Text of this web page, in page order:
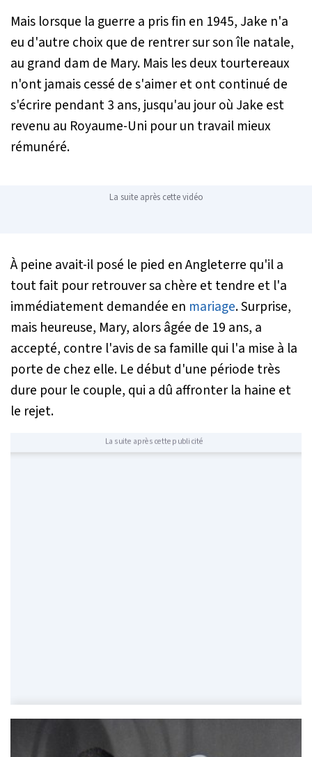
Mais lorsque la guerre a pris fin en 1945, Jake n'a
eu d'autre choix que de rentrer sur son île natale,
au grand dam de Mary. Mais les deux tourtereaux
n'ont jamais cessé de s'aimer et ont continué de
s'écrire pendant 3 ans, jusqu'au jour où Jake est
revenu au Royaume-Uni pour un travail mieux
rémunéré.
La suite après cette vidéo
À peine avait-il posé le pied en Angleterre qu'il a
tout fait pour retrouver sa chère et tendre et l'a
immédiatement demandée en mariage. Surprise,
mais heureuse, Mary, alors âgée de 19 ans, a
accepté, contre l'avis de sa famille qui l'a mise à la
porte de chez elle. Le début d'une période très
dure pour le couple, qui a dû affronter la haine et
le rejet.
La suite après cette publicité